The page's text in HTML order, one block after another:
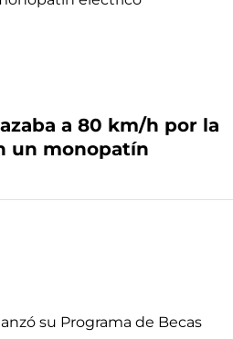
a 80 km/h por la
un monopatín